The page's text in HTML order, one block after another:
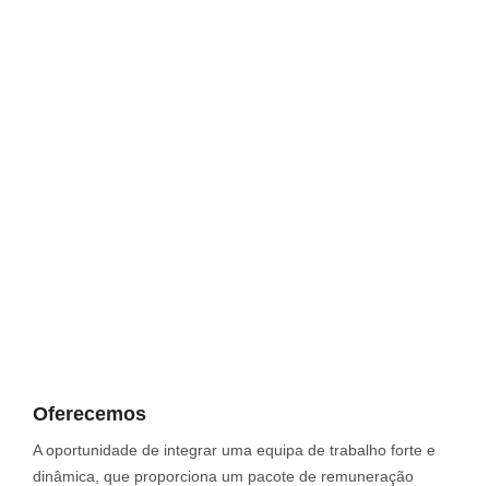
Oferecemos
A oportunidade de integrar uma equipa de trabalho forte e
dinâmica, que proporciona um pacote de remuneração